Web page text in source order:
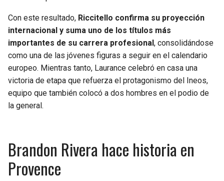
Con este resultado, Riccitello confirma su proyección
internacional y suma uno de los títulos más
importantes de su carrera profesional , consolidándose
como una de las jóvenes figuras a seguir en el calendario
europeo. Mientras tanto, Laurance celebró en casa una
victoria de etapa que refuerza el protagonismo del Ineos,
equipo que también colocó a dos hombres en el podio de
la general.
Brandon Rivera hace historia en
Provence